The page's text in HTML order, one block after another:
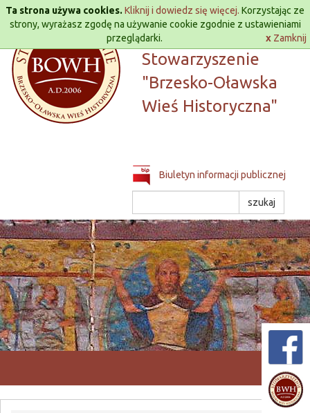
Ta strona używa cookies. Kliknij i dowiedz się więcej. Korzystając ze
strony, wyrażasz zgodę na używanie cookie zgodnie z ustawieniami
przeglądarki.
x Zamknij
Przejdź
Lokalna Grupa Działania
Stowarzyszenie
"Brzesko-Oławska
Wieś Historyczna"
Biuletyn informacji publicznej